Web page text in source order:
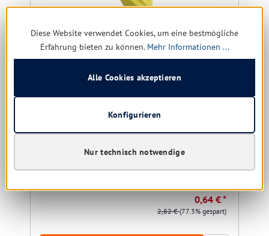
Haushaltshandschuhe Gummi Standard XL
0,64 € *
2,82 €(77.3% gespart)
Diese Website verwendet Cookies, um eine bestmögliche
Erfahrung bieten zu können. Mehr Informationen ...
Nur technisch notwendige
Konfigurieren
Alle Cookies akzeptieren